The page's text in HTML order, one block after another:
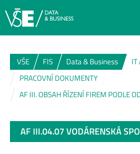
VŠE FIS Data & Business
IT
PRACOVNÍ DOKUMENTY
AF III. OBSAH ŘÍZENÍ FIREM PODLE
AF III.04.07 VODÁRENSKÁ